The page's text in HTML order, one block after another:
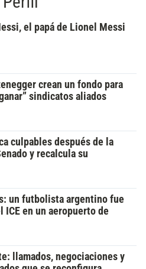
el papá de Lionel Messi
crean un fondo para
sindicatos aliados
culpables después de la
y recalcula su
un futbolista argentino fue
ICE en un aeropuerto de
llamados, negociaciones y